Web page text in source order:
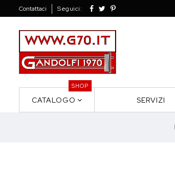
Contattaci Seguici:
CATALOGO
SHOP
SERVIZI